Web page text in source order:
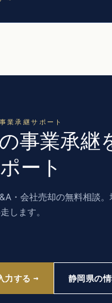
承継サポート
事業承継
ート
・会社売却の無料相談
します。
力する 静岡県の